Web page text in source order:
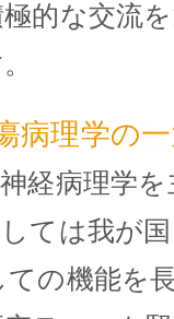
的な交流
病理学の
経病理学
ては我が
の機能を